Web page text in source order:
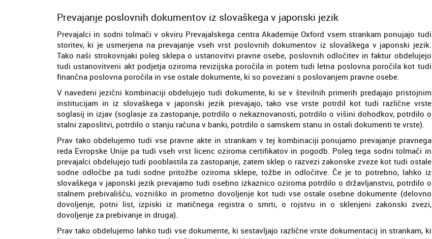
Prevajanje poslovnih dokumentov iz slovaškega v japonski jezik
Prevajalci in sodni tolmači v okviru Prevajalskega centra Akademije Oxford vsem strankam ponujajo tudi
storitev, ki je usmerjena na prevajanje vseh vrst poslovnih dokumentov iz slovaškega v japonski jezik.
Tako naši strokovnjaki poleg sklepa o ustanovitvi pravne osebe, poslovnih odločitev in faktur obdelujejo
tudi ustanovitveni akt podjetja oziroma revizijska poročila in potem tudi letna poslovna poročila kot tudi
finančna poslovna poročila in vse ostale dokumente, ki so povezani s poslovanjem pravne osebe.
V navedeni jezični kombinaciji obdelujejo tudi dokumente, ki se v številnih primerih predajajo pristojnim
institucijam in iz slovaškega v japonski jezik prevajajo, tako vse vrste potrdil kot tudi različne vrste
soglasij in izjav (soglasje za zastopanje, potrdilo o nekaznovanosti, potrdilo o višini dohodkov, potrdilo o
stalni zaposlitvi, potrdilo o stanju računa v banki, potrdilo o samskem stanu in ostali dokumenti te vrste).
Prav tako obdelujemo tudi vse pravne akte in strankam v tej kombinaciji ponujamo prevajanje pravnega
reda Evropske Unije pa tudi vseh vrst licenc oziroma certifikatov in pogodb. Poleg tega sodni tolmači in
prevajalci obdelujejo tudi pooblastila za zastopanje, zatem sklep o razvezi zakonske zveze kot tudi ostale
sodne odločbe pa tudi sodne pritožbe oziroma sklepe, tožbe in odločitve. Če je to potrebno, lahko iz
slovaškega v japonski jezik prevajamo tudi osebno izkaznico oziroma potrdilo o državljanstvu, potrdilo o
stalnem prebivališču, vozniško in prometno dovoljenje kot tudi vse ostale osebne dokumente (delovno
dovoljenje, potni list, izpiski iz matičnega registra o smrti, o rojstvu in o sklenjeni zakonski zvezi,
dovoljenje za prebivanje in druga).
Prav tako obdelujemo lahko tudi vse dokumente, ki sestavljajo različne vrste dokumentacij in strankam, ki